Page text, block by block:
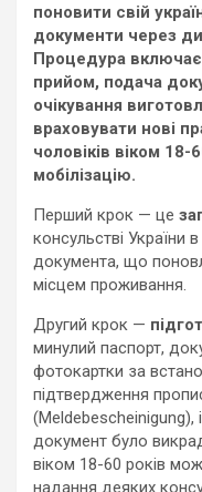
поновити свій
документи через
Процедура включає
прийом, подача
очікування
враховувати нові
чоловіків віком 18-
мобілізацію.
Перший крок — це
консульстві України
документа, що
місцем проживання.
Другий крок —
минулий паспорт,
фотокартки за
підтвердження
(Meldebescheinigung),
документ було
віком 18-60 років
надання деяких